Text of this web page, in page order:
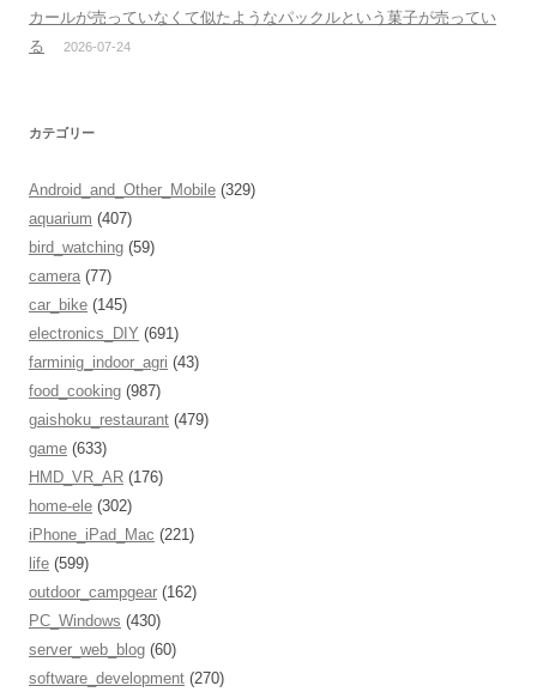
カールが売っていなくて似たようなパックルという菓子が売ってい
る
2026-07-24
カテゴリー
Android_and_Other_Mobile (329)
aquarium (407)
bird_watching (59)
camera (77)
car_bike (145)
electronics_DIY (691)
farminig_indoor_agri (43)
food_cooking (987)
gaishoku_restaurant (479)
game (633)
HMD_VR_AR (176)
home-ele (302)
iPhone_iPad_Mac (221)
life (599)
outdoor_campgear (162)
PC_Windows (430)
server_web_blog (60)
software_development (270)